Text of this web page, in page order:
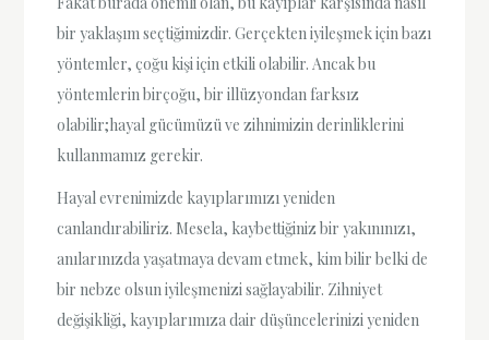
bir yaklaşım seçtiğimizdir. Gerçekten iyileşmek için bazı
yöntemler, çoğu kişi için etkili olabilir. Ancak bu
yöntemlerin birçoğu, bir illüzyondan farksız
olabilir;hayal gücümüzü ve zihnimizin derinliklerini
kullanmamız gerekir.
Hayal evrenimizde kayıplarımızı yeniden
canlandırabiliriz. Mesela, kaybettiğiniz bir yakınınızı,
anılarınızda yaşatmaya devam etmek, kim bilir belki de
bir nebze olsun iyileşmenizi sağlayabilir. Zihniyet
değişikliği, kayıplarımıza dair düşüncelerinizi yeniden